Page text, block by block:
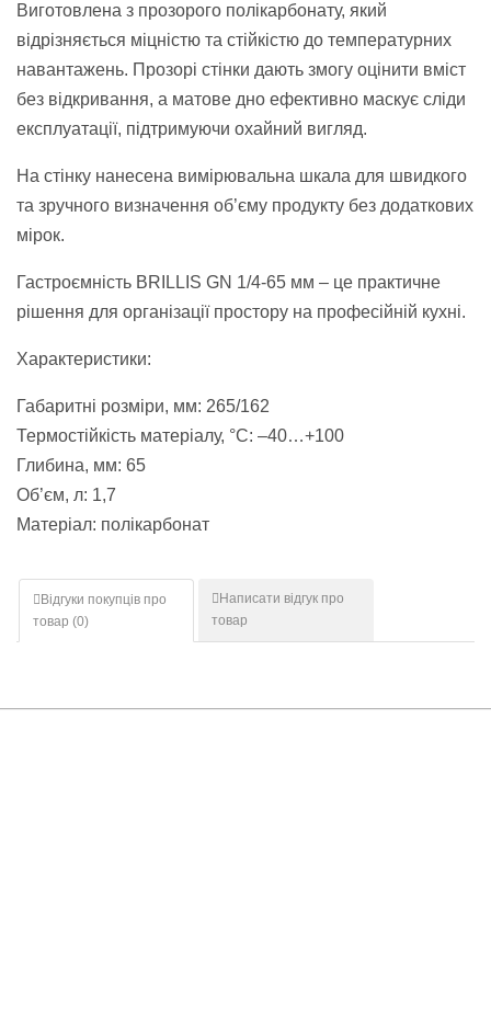
Виготовлена з прозорого полікарбонату, який
відрізняється міцністю та стійкістю до температурних
навантажень. Прозорі стінки дають змогу оцінити вміст
без відкривання, а матове дно ефективно маскує сліди
експлуатації, підтримуючи охайний вигляд.
На стінку нанесена вимірювальна шкала для швидкого
та зручного визначення об’єму продукту без додаткових
мірок.
Гастроємність BRILLIS GN 1/4-65 мм – це практичне
рішення для організації простору на професійній кухні.
Характеристики:
Габаритні розміри, мм: 265/162
Термостійкість матеріалу, °C: –40…+100
Глибина, мм: 65
Об’єм, л: 1,7
Матеріал: полікарбонат
Відгуки покупців про
товар (0)
Написати відгук про
товар